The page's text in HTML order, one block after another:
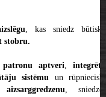
, kas sniedz būtisku
stobru.
patronu aptveri, integrētu
sistēmu un rūpnieciski
aizsarggredzenu, sniedzot